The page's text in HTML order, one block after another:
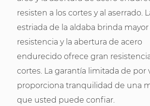
resisten a los cortes y al aserrado.
estriada de la aldaba brinda mayor
resistencia y la abertura de acero
endurecido ofrece gran
cortes. La garantía limitada de por
proporciona tranquilidad de una
que usted puede confiar.